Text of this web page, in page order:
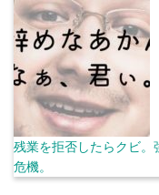
残業を拒否したらクビ
危機。